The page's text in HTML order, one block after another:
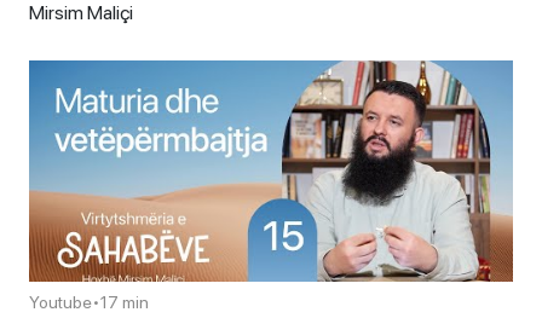
Mirsim Maliçi
Youtube•17 min